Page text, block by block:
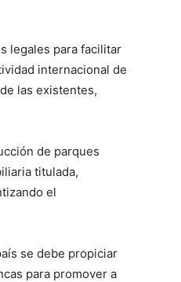
legales para facilitar
internacional de
las existentes,
de parques
titulada,
el
se debe propiciar
para promover a